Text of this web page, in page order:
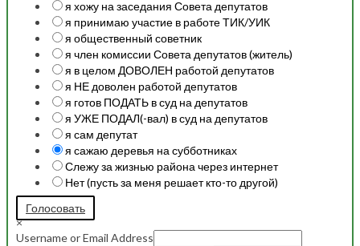
я хожу на заседания Совета депутатов
я принимаю участие в работе ТИК/УИК
я общественный советник
я член комиссии Совета депутатов (житель)
я в целом ДОВОЛЕН работой депутатов
я НЕ доволен работой депутатов
я готов ПОДАТЬ в суд на депутатов
я УЖЕ ПОДАЛ(-вал) в суд на депутатов
я сам депутат
я сажаю деревья на субботниках
Слежу за жизнью района через интернет
Нет (пусть за меня решает кто-то другой)
Голосовать
×
Username or Email Address